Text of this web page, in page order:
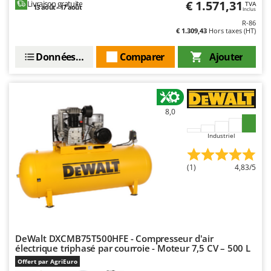
Stiga
Tellarini Pompe
Telwin
Tenco
Tineco
Titania
Tornado
Trev - Abrek - TecnoVIR
Trotec
Livraison gratuite
13 août - 17 août € 1.571,31 TVA
Inclus
R-86
€ 1.309,43 Hors taxes (HT)
Ajouter
Comparer
Données techniques
8,0
Industriel
(1) 4,83/5
DeWalt DXCMB75T500HFE - Compresseur d'air
électrique triphasé par courroie - Moteur 7,5 CV – 500 L
Offert par AgriEuro